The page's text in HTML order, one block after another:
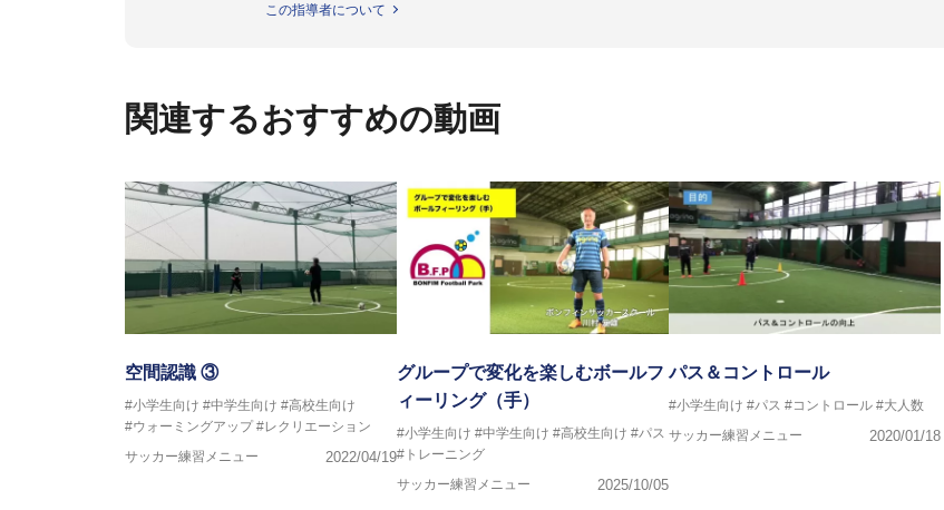
フットサル監修：小西 鉄平
日本サッカー協会フットサルインストラクター、AFC（アジアサッカー連盟）フットサルインスト
ラクター
【資格】
JFA公認A級コーチジェネラルライセンス・JFA公認フットサルB級コーチライセンス
横山 哲久
ASV ペスカドーラ町田 監督、FC VIGORE 監督
日本サッカー協会公認B級ライセンス・日本サッカー協会公認フットサルB級ライセンス
※全コーチボンフィンサッカースクール所属
この指導者について
関連するおすすめの動画
空間認識 ③
#小学生向け #中学生向け #高校生向け
#ウォーミングアップ #レクリエーション
サッカー練習メニュー
2022/04/19
グループで変化を楽しむボールフ
ィーリング（手）
#小学生向け #中学生向け #高校生向け #パス
#トレーニング
サッカー練習メニュー
2025/10/05
パス＆コントロール
#小学生向け #パス #コントロール #大人数
サッカー練習メニュー
2020/01/18